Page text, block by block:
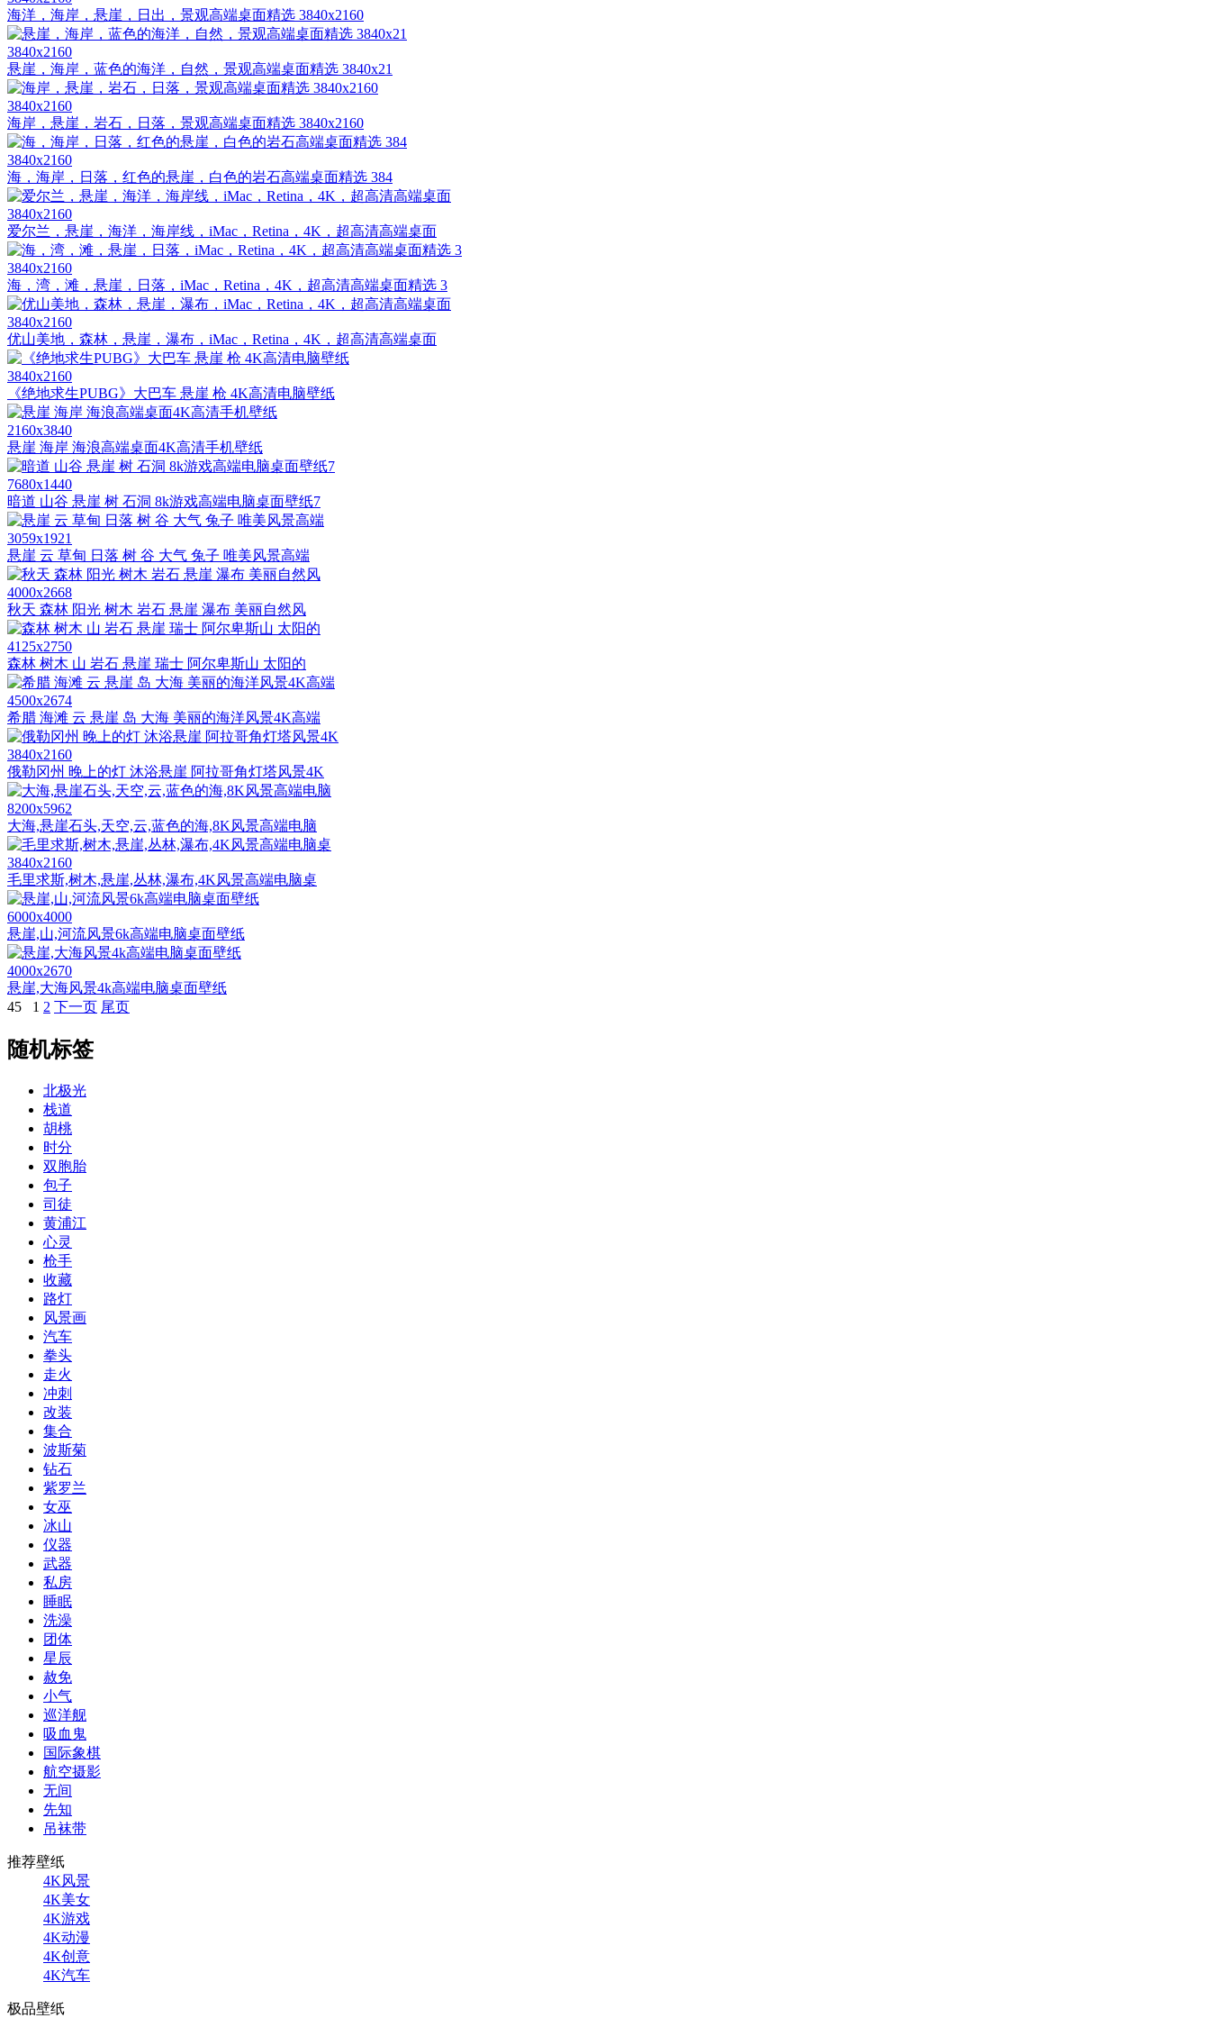
海洋，海岸，悬崖，日出，景观高端桌面精选 3840x2160
3840x2160
悬崖，海岸，蓝色的海洋，自然，景观高端桌面精选 3840x21
3840x2160
海岸，悬崖，岩石，日落，景观高端桌面精选 3840x2160
3840x2160
海，海岸，日落，红色的悬崖，白色的岩石高端桌面精选 384
3840x2160
爱尔兰，悬崖，海洋，海岸线，iMac，Retina，4K，超高清高端桌面
3840x2160
海，湾，滩，悬崖，日落，iMac，Retina，4K，超高清高端桌面精选 3
3840x2160
优山美地，森林，悬崖，瀑布，iMac，Retina，4K，超高清高端桌面
3840x2160
《绝地求生PUBG》大巴车 悬崖 枪 4K高清电脑壁纸
2160x3840
悬崖 海岸 海浪高端桌面4K高清手机壁纸
7680x1440
暗道 山谷 悬崖 树 石洞 8k游戏高端电脑桌面壁纸7
3059x1921
悬崖 云 草甸 日落 树 谷 大气 兔子 唯美风景高端
4000x2668
秋天 森林 阳光 树木 岩石 悬崖 瀑布 美丽自然风
4125x2750
森林 树木 山 岩石 悬崖 瑞士 阿尔卑斯山 太阳的
4500x2674
希腊 海滩 云 悬崖 岛 大海 美丽的海洋风景4K高端
3840x2160
俄勒冈州 晚上的灯 沐浴悬崖 阿拉哥角灯塔风景4K
8200x5962
大海,悬崖石头,天空,云,蓝色的海,8K风景高端电脑
3840x2160
毛里求斯,树木,悬崖,丛林,瀑布,4K风景高端电脑桌
6000x4000
悬崖,山,河流风景6k高端电脑桌面壁纸
4000x2670
悬崖,大海风景4k高端电脑桌面壁纸
45
1 2 下一页 尾页
随机标签
北极光
栈道
胡桃
时分
双胞胎
包子
司徒
黄浦江
心灵
枪手
收藏
路灯
风景画
汽车
拳头
走火
冲刺
改装
集合
波斯菊
钻石
紫罗兰
女巫
冰山
仪器
武器
私房
睡眠
洗澡
团体
星辰
赦免
小气
巡洋舰
吸血鬼
国际象棋
航空摄影
无间
先知
吊袜带
推荐壁纸
4K风景
4K美女
4K游戏
4K动漫
4K创意
4K汽车
极品壁纸